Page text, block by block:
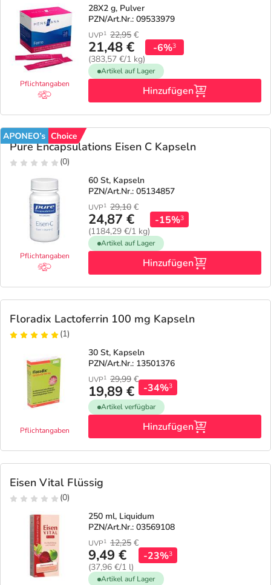
Diabetes
Körperpflege & Kosmetik
Liebe & Erotik
Mutter & Kind
Nahrungsergänzung
Natur & Homöopathie
Sanitätshaus
Sport & Fitness
Vitamine & Mineralstoffe
Marken
Geschenkideen
Aktuelle Coupons 7
Summer SALE
Reiseapotheke
Insektenschutz
Sonnenpflege
Sommerpflege für Haar und Kopfhaut
Täglich gut versorgt
Fragen und Antworten
Kontakt
Ratgeber
Beliebte Beiträge
E-Rezept einlösen
E-Rezept App
5% Extra Cash
Avene & Ducray Deals
Eucerin Deals
Evolsin Deals
Frontline & Frontpro Deals
Nattermann Deals
R(h)ein Nutrition Deals
Refluthin, Lasea & Carmenthin Deals
Pflichtangaben
28X2 g, Pulver
PZN/Art.Nr.: 09533979
UVP1 22,95 €
21,48 €
(383,57 €/1 kg)
-6%3
Artikel auf Lager
Hinzufügen
Pure Encapsulations Eisen C Kapseln
(0)
Pflichtangaben
60 St, Kapseln
PZN/Art.Nr.: 05134857
UVP1 29,10 €
24,87 €
(1184,29 €/1 kg)
-15%3
Artikel auf Lager
Hinzufügen
Floradix Lactoferrin 100 mg Kapseln
(1)
Pflichtangaben
30 St, Kapseln
PZN/Art.Nr.: 13501376
UVP1 29,99 €
19,89 € -34%3
Artikel verfügbar
Hinzufügen
Eisen Vital Flüssig
(0)
250 ml, Liquidum
PZN/Art.Nr.: 03569108
UVP1 12,25 €
9,49 €
(37,96 €/1 l)
-23%3
Artikel auf Lager